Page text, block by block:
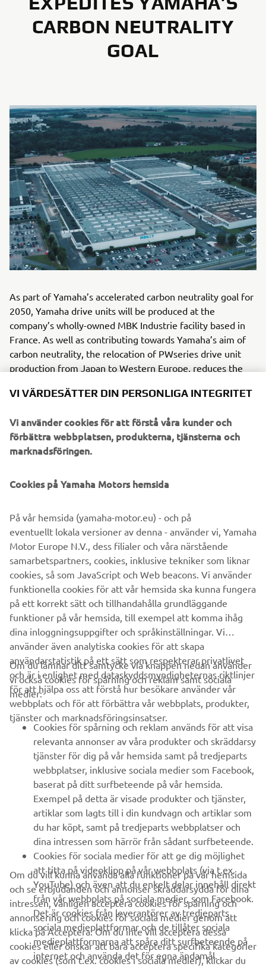
CARBON NEUTRALITY
GOAL
As part of Yamaha’s accelerated carbon neutrality goal for
2050, Yamaha drive units will be produced at the
company’s wholly-owned MBK Industrie facility based in
France. As well as contributing towards Yamaha’s aim of
carbon neutrality, the relocation of PWseries drive unit
production from Japan to Western Europe, reduces the
operations and offers many additional benefits to bicycle
enhanced flexibility in deliveries, external supply chain
shocks – such as port congestion – eliminated, optimized
packing for inland EU logistics and waste reduction. MBK
80,000 Yamaha motorcycles, scooters and recreational
protection, and ISO 9001, for quality enhancement,
certifications – MBK Industrie is ready to offer the highest
levels of service to our EU customers.
DISCOVER THE NEW PWSERIES S2 AND DISPLAY B
FÖRETAG
B2B
UTFORSKA YAMAHA
FAQ & SUPPORT
NYHETSBREV
Bli först att ta del av de senaste erbjudandena, evenemangen,
nyheterna och mycket mer
PRENUMERERA
Läs vår integritetspolicy för att ta reda på hur vi behandlar dina
VI VÄRDESÄTTER DIN PERSONLIGA INTEGRITET
Vi använder cookies för att förstå våra kunder och
förbättra webbplatsen, produkterna, tjänsterna och
marknadsföringen.
Cookies på Yamaha Motors hemsida
På vår hemsida (yamaha-motor.eu) - och på
eventuellt lokala versioner av denna - använder vi, Yamaha
Motor Europe N.V., dess filialer och våra närstående
samarbetspartners, cookies, inklusive tekniker som liknar
cookies, så som JavaScript och Web beacons. Vi använder
funktionella cookies för att vår hemsida ska kunna fungera
på ett korrekt sätt och tillhandahålla grundläggande
funktioner på vår hemsida, till exempel att komma ihåg
dina inloggningsuppgifter och språkinställningar. Vi
använder även analytiska cookies för att skapa
användarstatistik på ett sätt som respekterar privatlivet
och är i enlighet med dataskyddsmyndigheternas riktlinjer
för att hjälpa oss att förstå hur besökare använder vår
webbplats och för att förbättra vår webbplats, produkter,
tjänster och marknadsföringsinsatser.
Om du lämnar ditt samtycke via knappen nedan använder
vi också cookies för spårning och reklam samt sociala
medier:
Cookies för spårning och reklam används för att visa
relevanta annonser av våra produkter och skräddarsy
tjänster för dig på vår hemsida samt på tredjeparts
webbplatser, inklusive sociala medier som Facebook,
baserat på ditt surfbeteende på vår hemsida.
Exempel på detta är visade produkter och tjänster,
artiklar som lagts till i din kundvagn och artiklar som
du har köpt, samt på tredjeparts webbplatser och
dina intressen som härrör från sådant surfbeteende.
Cookies för sociala medier för att ge dig möjlighet
att titta på videoklipp på vår webbplats (via t.ex.
YouTube) och även att du enkelt delar innehåll direkt
från vår webbplats på sociala medier, som Facebook.
Det är cookies från leverantörer av tredjeparts
sociala medieplattformar och de tillåter sociala
medieplattformarna att spåra ditt surfbeteende på
internet och använda det för egna ändamål.
Om du vill kunna använda alla funktioner på vår hemsida
och se erbjudanden och annonser skräddarsydda för dina
intressen, vänligen acceptera cookies för spårning och
annonsering och cookies för sociala medier genom att
klicka på Acceptera. Om du inte vill acceptera dessa
cookies eller önskar att bara acceptera specifika kategorier
av cookies (som t.ex. cookies i sociala medier), klickar du